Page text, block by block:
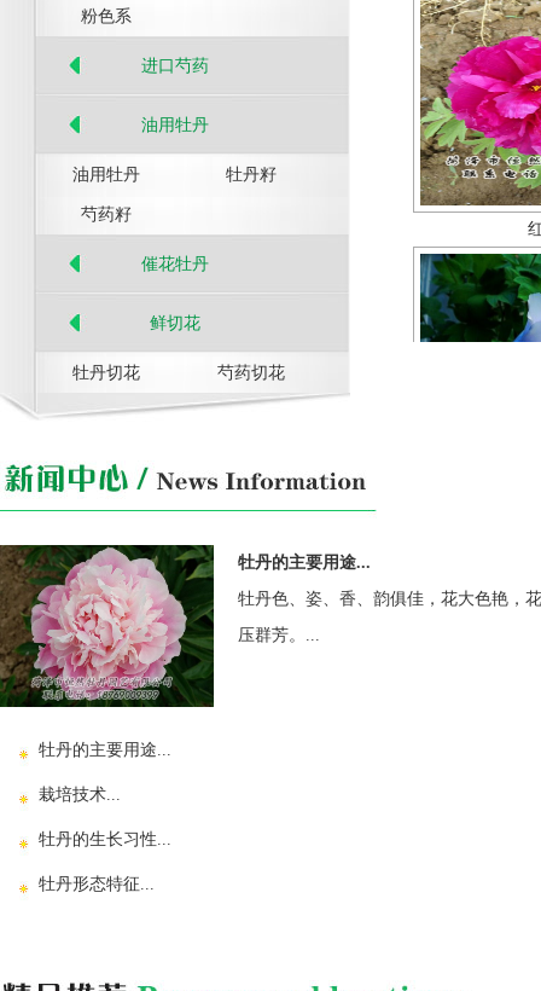
粉色系
进口芍药
油用牡丹
油用牡丹 牡丹籽
芍药籽
催花牡丹
鲜切花
牡丹切花 芍药切花
牡丹的主要用途...
牡丹色、姿、香、韵俱佳，花大色艳，
压群芳。...
牡丹的主要用途...
栽培技术...
牡丹的生长习性...
牡丹形态特征...